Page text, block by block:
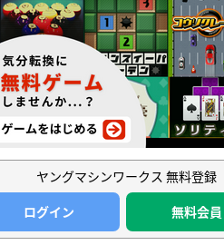
ヤングマシンワークス 無料登録
ログイン
無料会員